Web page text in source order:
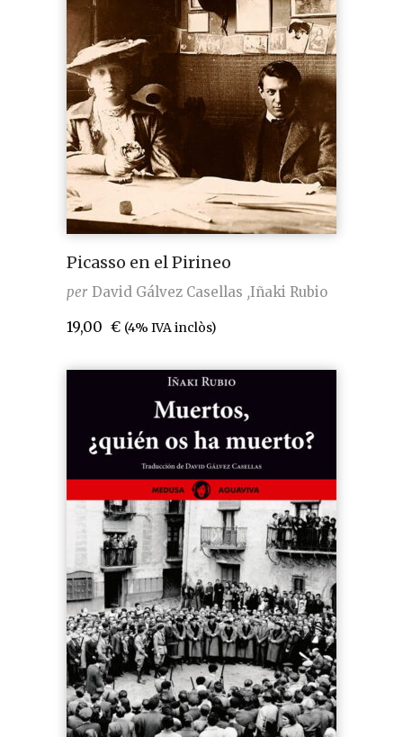
Picasso en el Pirineo
per David Gálvez Casellas Iñaki Rubio
19,00 € (4% IVA inclòs)